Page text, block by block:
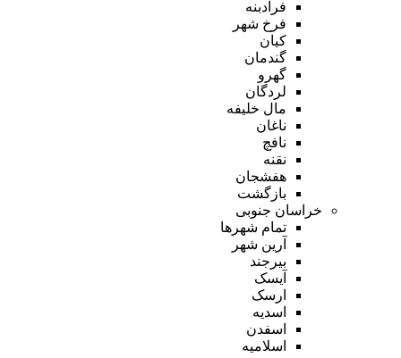
فرادبنه
فرخ شهر
کیان
گندمان
گهرو
لردگان
مال خلیفه
ناغان
نافچ
نقنه
هفشجان
بازگشت
خراسان جنوبی
تمام شهر‌ها
آرین شهر
بیرجند
آیسک
ارسک
اسدیه
اسفدن
اسلامیه